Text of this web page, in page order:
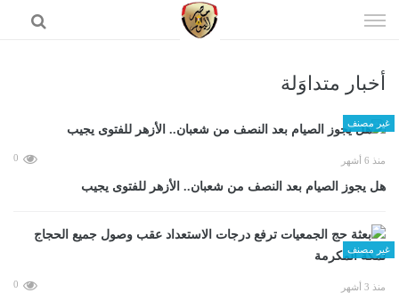
الى
أخبار متداوَلة
غير مصنف
منذ 6 أشهر 0
هل يجوز الصيام بعد النصف من شعبان.. الأزهر للفتوى يجيب
غير مصنف
منذ 3 أشهر 0